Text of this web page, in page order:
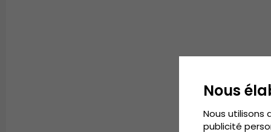
Nous
Nous utilisons
publicité